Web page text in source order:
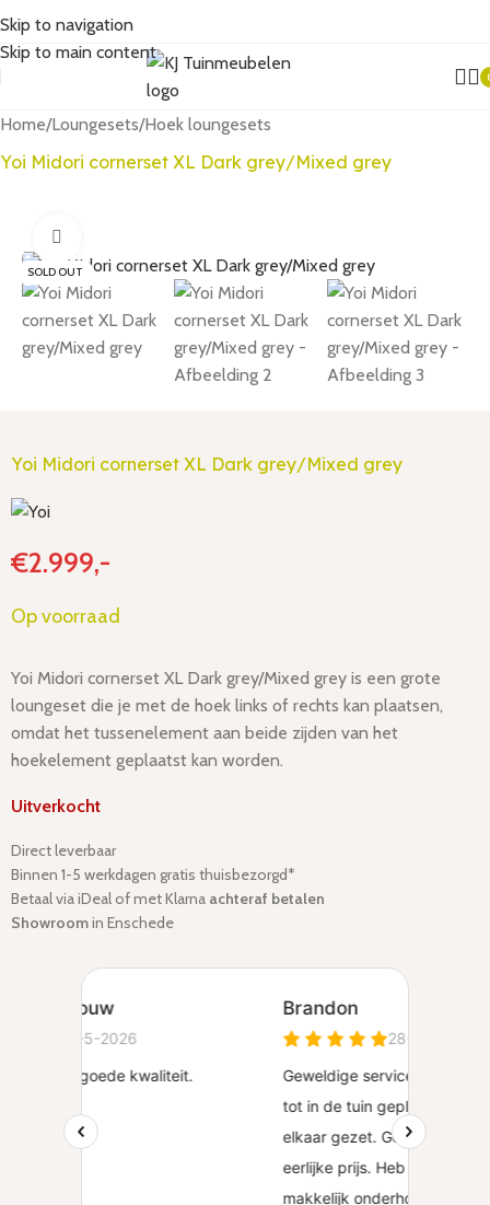
Skip to navigation
Skip to main content
Home/Loungesets/Hoek loungesets
Yoi Midori cornerset XL Dark grey/Mixed grey
SOLD OUT
Yoi Midori cornerset XL Dark grey/Mixed grey
€2.999,-
Op voorraad
Yoi Midori cornerset XL Dark grey/Mixed grey is een grote
loungeset die je met de hoek links of rechts kan plaatsen,
omdat het tussenelement aan beide zijden van het
hoekelement geplaatst kan worden.
Uitverkocht
Direct leverbaar
Binnen 1-5 werkdagen gratis thuisbezorgd*
Betaal via iDeal of met Klarna achteraf betalen
Showroomin Enschede